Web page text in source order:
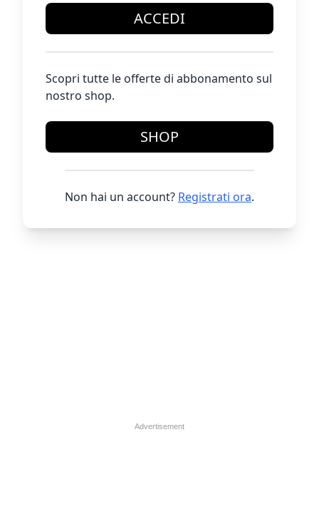
ACCEDI
Scopri tutte le offerte di abbonamento sul
nostro shop.
SHOP
Non hai un account? Registrati ora.